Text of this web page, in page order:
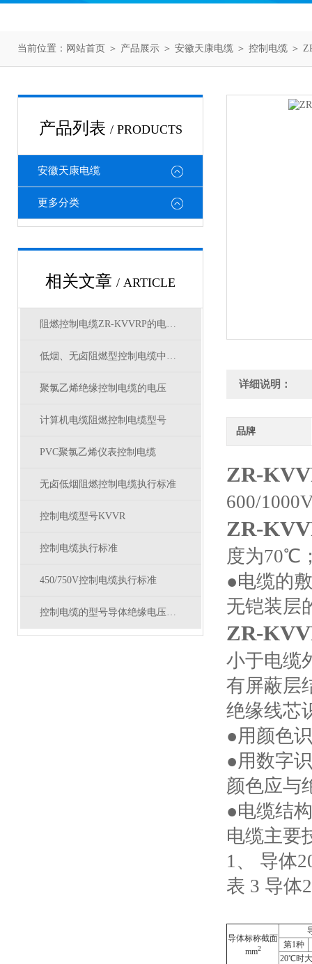
当前位置： 网站首页 ＞ 产品展示 ＞ 安徽天康电缆 ＞ 控制电缆 ＞
产品列表 / PRODUCTS
安徽天康电缆
更多分类
相关文章 / ARTICLE
阻燃控制电缆ZR-KVVRP的电压等级
低烟、无卤阻燃型控制电缆中英文选型对照
聚氯乙烯绝缘控制电缆的电压
计算机电缆阻燃控制电缆型号
PVC聚氯乙烯仪表控制电缆
无卤低烟阻燃控制电缆执行标准
控制电缆型号KVVR
控制电缆执行标准
450/750V控制电缆执行标准
控制电缆的型号导体绝缘电压及电气性能
详细说明：
品牌
ZR-
600/
ZR-
度为70℃
●电缆的
无铠装层
ZR-
小于电缆
有屏蔽层
绝缘线芯
●用颜色
●用数字
颜色应与
●电缆结
电缆主要
1、 导体
表 3 导体
导体标称截面
mm2
第1种
20℃时